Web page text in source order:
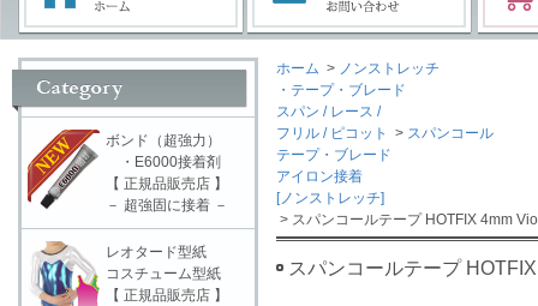
ホーム > ノンストレッチ
・テープ・ブレード
スパン / レース /
フリル / ピコット
> スパンコール
テープ・ブレード
アイロン接着
[ノンストレッチ]
> スパンコールテープ HOTFIX 4mm
スパンコールテープ
ボンド（超強力）
・E6000接着剤
【 正規品販売店 】
－ 超強固に接着 －
レオタード型紙
コスチューム型紙
【 正規品販売店 】